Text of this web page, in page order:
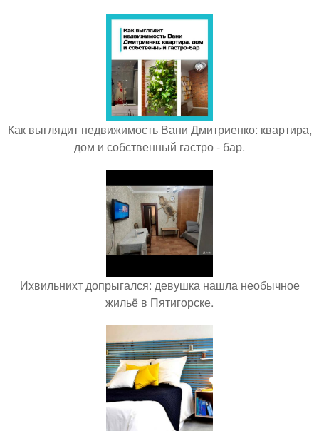
Как выглядит недвижимость Вани Дмитриенко: квартира,
дом и собственный гастро - бар.
Ихвильнихт допрыгался: девушка нашла необычное
жильё в Пятигорске.